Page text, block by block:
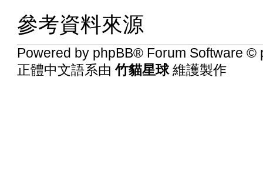
參考資料來源
Powered by phpBB® Forum Software ©
正體中文語系由竹貓星球維護製作